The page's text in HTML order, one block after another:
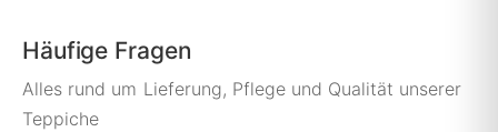
Häufige Fragen
Alles rund um Lieferung, Pflege und Qualität unserer
Teppiche